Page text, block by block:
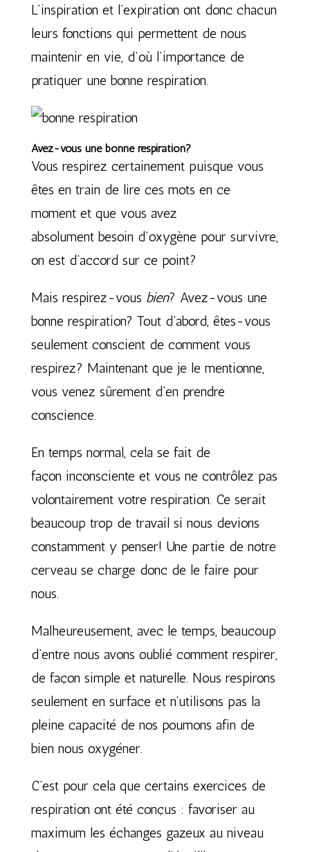
L’inspiration et l’expiration ont donc chacun
leurs fonctions qui permettent de nous
maintenir en vie, d’où l’importance de
pratiquer une bonne respiration.
Avez-vous une bonne respiration?
Vous respirez certainement puisque vous
êtes en train de lire ces mots en ce
moment et que vous avez
absolument besoin d’oxygène pour survivre,
on est d’accord sur ce point?
Mais respirez-vous bien? Avez-vous une
bonne respiration? Tout d’abord, êtes-vous
seulement conscient de comment vous
respirez? Maintenant que je le mentionne,
vous venez sûrement d’en prendre
conscience.
En temps normal, cela se fait de
façon inconsciente et vous ne contrôlez pas
volontairement votre respiration. Ce serait
beaucoup trop de travail si nous devions
constamment y penser! Une partie de notre
cerveau se charge donc de le faire pour
nous.
Malheureusement, avec le temps, beaucoup
d’entre nous avons oublié comment respirer,
de façon simple et naturelle. Nous respirons
seulement en surface et n’utilisons pas la
pleine capacité de nos poumons afin de
bien nous oxygéner.
C’est pour cela que certains exercices de
respiration ont été conçus : favoriser au
maximum les échanges gazeux au niveau